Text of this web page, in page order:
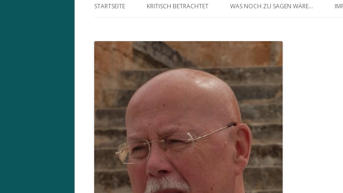
STARTSEITE KRITISCH BETRACHTET WAS NOCH ZU SAGEN WÄRE…